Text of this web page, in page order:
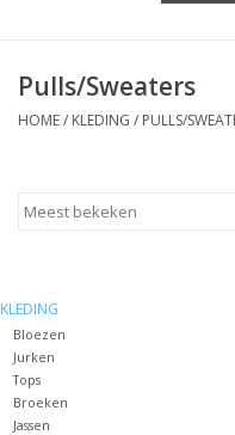
HANDTASSEN & KLEINE
CADEAUBONNEN
HAARBANDEN
GESCHENKEN
Pulls/Sweaters
HOME/ KLEDING / PULLS/
KLEDING
Bloezen
Jurken
Tops
Broeken
Jassen